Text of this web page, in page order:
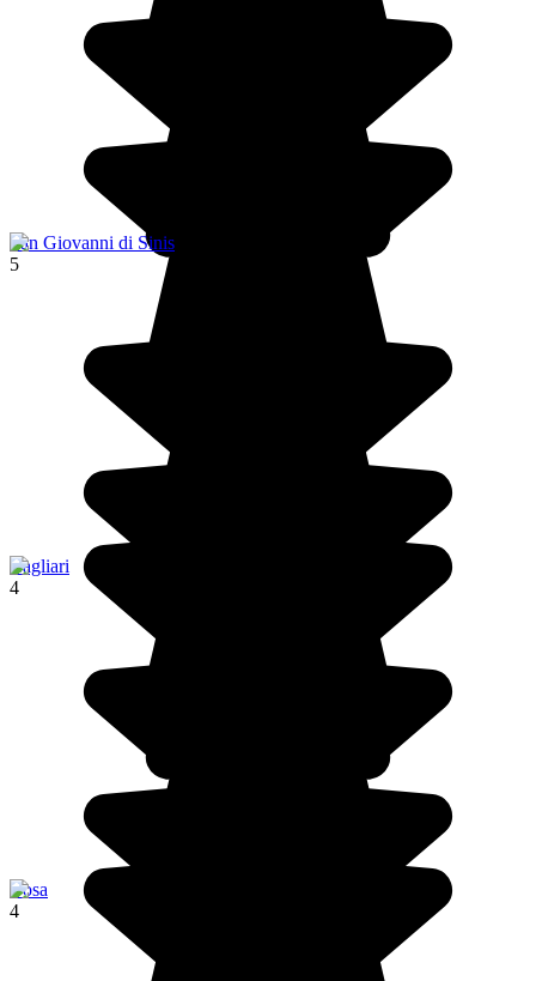
San Giovanni di Sinis
5
Cagliari
4
Bosa
4